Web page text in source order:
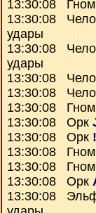
13:30:08 Гном
13:30:08
удары
13:30:08
удары
13:30:08
13:30:08
13:30:08 Гном
13:30:08 Орк
13:30:08 Орк
13:30:08 Гном
13:30:08 Гном
13:30:08 Орк
13:30:08